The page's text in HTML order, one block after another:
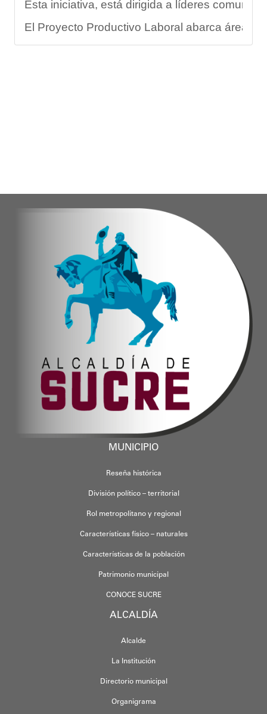
Esta iniciativa, está dirigida a líderes
El Proyecto Productivo Laboral abarca áreas
Este programa no solo abarca el rendimiento
MUNICIPIO
Reseña histórica
División político – territorial
Rol metropolitano y regional
Características físico – naturales
Características de la población
Patrimonio municipal
CONOCE SUCRE
ALCALDÍA
Alcalde
La Institución
Directorio municipal
Organigrama